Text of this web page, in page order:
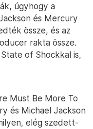
úgyhogy a
és Mercury
össze, és az
rakta össze.
of Shockkal is,
Must Be More To
és Michael Jackson
elég szedett-